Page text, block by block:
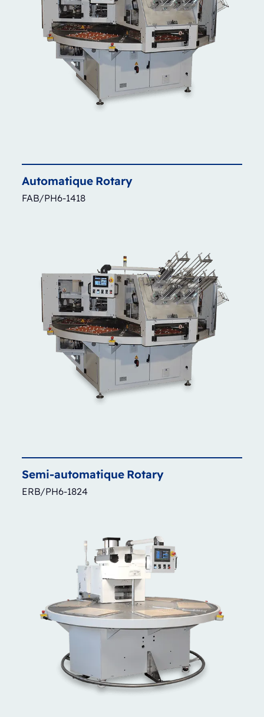
Automatique Rotary
FAB/PH6-1418
Semi-automatique Rotary
ERB/PH6-1824